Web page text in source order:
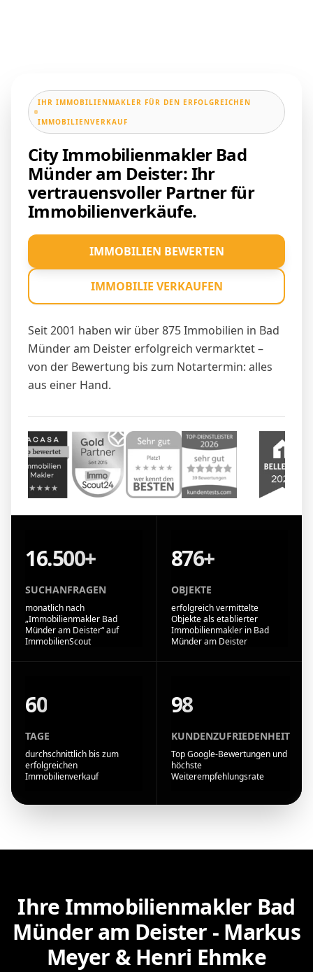
IHR IMMOBILIENMAKLER FÜR DEN ERFOLGREICHEN
IMMOBILIENVERKAUF
City Immobilienmakler Bad
Münder am Deister: Ihr
vertrauensvoller Partner für
Immobilienverkäufe.
Seit 2001 haben wir über 875 Immobilien in Bad
Münder am Deister erfolgreich vermarktet –
von der Bewertung bis zum Notartermin: alles
aus einer Hand.
IMMOBILIEN BEWERTEN
IMMOBILIE VERKAUFEN
16.500+
SUCHANFRAGEN
monatlich nach
„Immobilienmakler Bad
Münder am Deister“ auf
ImmobilienScout
876+
OBJEKTE
erfolgreich vermittelte
Objekte als etablierter
Immobilienmakler in Bad
Münder am Deister
60
TAGE
durchschnittlich bis zum
erfolgreichen
Immobilienverkauf
98
KUNDENZUFRIEDENHEIT
Top Google-Bewertungen und
höchste
Weiterempfehlungsrate
Ihre Immobilienmakler Bad
Münder am Deister - Markus
Meyer & Henri Ehmke